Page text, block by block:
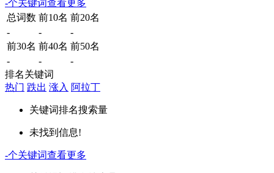
-个关键词查看更多
总词数 前10名 前20名
-
-
-
前30名 前40名 前50名
-
-
-
排名关键词
热门 跌出 涨入 阿拉丁
关键词排名搜索量
未找到信息!
-个关键词查看更多